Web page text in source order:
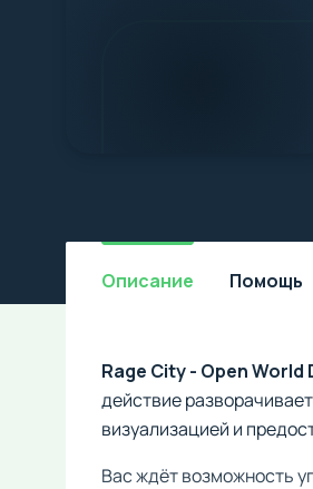
Описание Помощь
Rage City - Open
действие
визуализацией и
Вас ждёт возможность